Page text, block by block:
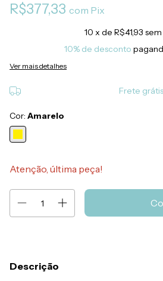
R$377,33 com Pix
10 x de R$41,93
10% de desconto
Ver mais detalhes
Frete grátis
Cor: Amarelo
Atenção, última peça!
Descrição